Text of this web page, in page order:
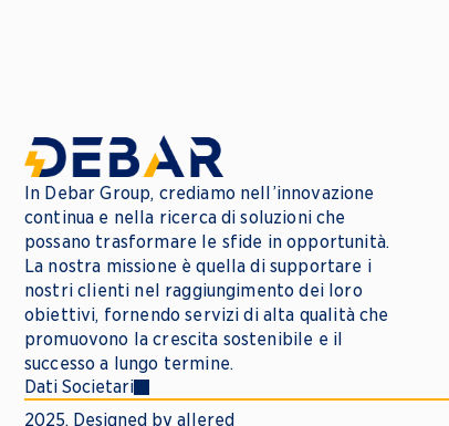
In Debar Group, crediamo nell’innovazione
continua e nella ricerca di soluzioni che
possano trasformare le sfide in opportunità.
La nostra missione è quella di supportare i
nostri clienti nel raggiungimento dei loro
obiettivi, fornendo servizi di alta qualità che
promuovono la crescita sostenibile e il
successo a lungo termine.
Dati Societari
2025. Designed by allered